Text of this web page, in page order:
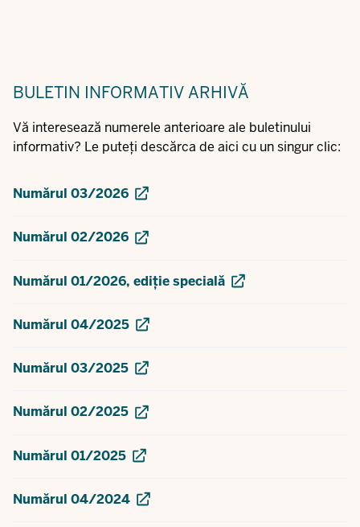
BULETIN INFORMATIVARHIVĂ
Vă interesează numerele anterioare ale buletinului
informativ? Le puteți descărca de aici cu un singur clic:
Numărul 03/2026
Numărul 02/2026
Numărul 01/2026, ediție specială
Numărul 04/2025
Numărul 03/2025
Numărul 02/2025
Numărul 01/2025
Numărul 04/2024